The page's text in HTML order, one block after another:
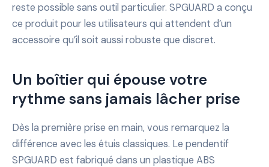
reste possible sans outil particulier. SPGUARD a conçu
ce produit pour les utilisateurs qui attendent d’un
accessoire qu’il soit aussi robuste que discret.
Un boîtier qui épouse votre
rythme sans jamais lâcher prise
Dès la première prise en main, vous remarquez la
différence avec les étuis classiques. Le pendentif
SPGUARD est fabriqué dans un plastique ABS